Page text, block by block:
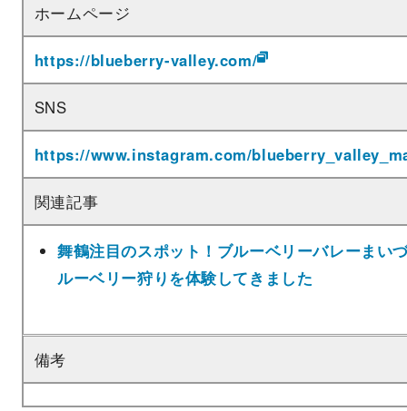
ホームページ
https://blueberry-valley.com/
SNS
https://www.instagram.com/
関連記事
舞鶴注目のスポット！ブルーベリーバレーまい
ルーベリー狩りを体験してきました
備考